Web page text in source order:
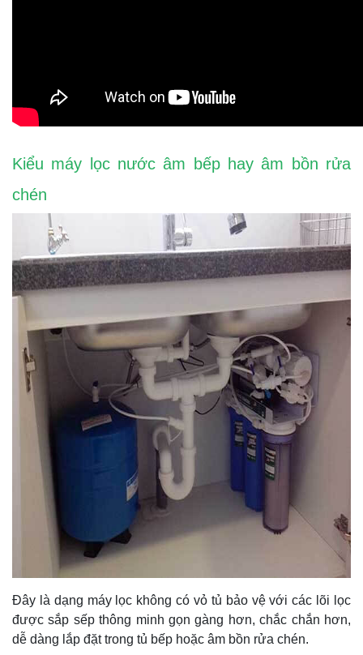
Kiểu máy lọc nước âm bếp hay âm bồn rửa
chén
Đây là dạng máy lọc không có vỏ tủ bảo vệ với các lõi lọc
được sắp sếp thông minh gọn gàng hơn, chắc chắn hơn,
dễ dàng lắp đặt trong tủ bếp hoặc âm bồn rửa chén.